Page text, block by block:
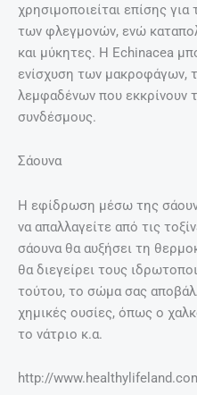
χρησιμοποιείται επίσης
των φλεγμονών, ενώ
και μύκητες. Η Echinacea
ενίσχυση των μακροφάγων,
λεμφαδένων που εκκρίνουν
συνδέσμους.
Σάουνα
Η εφίδρωση μέσω της
να απαλλαγείτε από τις
σάουνα θα αυξήσει τη
θα διεγείρει τους
τούτου, το σώμα σας
χημικές ουσίες, όπως ο
το νάτριο κ.α.
http://